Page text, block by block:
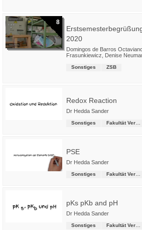
8
2020
Domingos de Barros
Frasunkiewicz
Denise
Sonstiges ZSB
Redox Reaction
Dr Hedda Sander
Sonstiges
PSE
Dr Hedda Sander
Sonstiges
pKs pKb and pH
Dr Hedda Sander
Sonstiges